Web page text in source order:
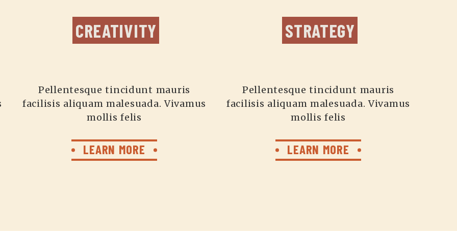
CREATIVITY
Pellentesque tincidunt mauris
facilisis aliquam malesuada. Vivamus
mollis felis
LEARN MORE
STRATEGY
Pellentesque tincidunt mauris
facilisis aliquam malesuada. Vivamus
mollis felis
LEARN MORE